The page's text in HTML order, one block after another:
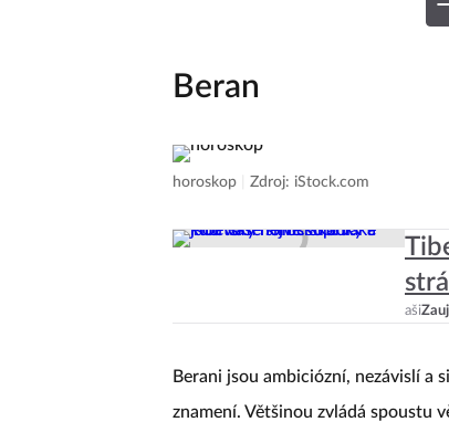
Beran
horoskop Zdroj: iStock.com
aši
Berani jsou ambiciózní, nezávislí a
znamení. Většinou zvládá spoustu